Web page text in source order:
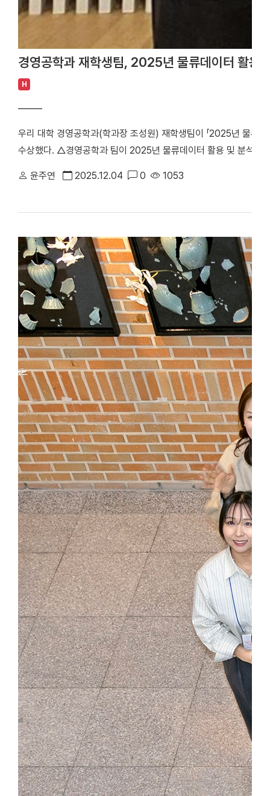
경영공학과 재학생팀, 2025년 물류데이터 활용
H
우리 대학 경영공학과(학과장 조성원) 재학생팀이 「2025년 물류
수상했다. △경영공학과 팀이 2025년 물류데이터 활용 및 분석
어를 찾고, 데이터 기반 물류혁신에 대한 국민적 관심과 참여를
송 경로를 실시간으로 조정할 수 있는 최적화 방안을 제안했다. 특
도로상 돌발 상황을 반영한 수학적 모델을 구축하고, 현실 적용 가
“이번 프로젝트는 재난 상황에서의 물류 운영 문제를 정량적으로
“앞으로도 복잡한 의사결정 문제 해결을 위한 최적화 연구를 이어
“학생들이 실제 물류 환경에서 마주할 수 있는 복합 문제를 깊이
우 고무적”이라며 “이번 경험이 산업과 사회에 기여하는 데이터
뉴스 제보] 죽전 홍보팀 : 031-8005-2032~5, 천안 홍보팀 :
윤주연 2025.12.04 0 1053